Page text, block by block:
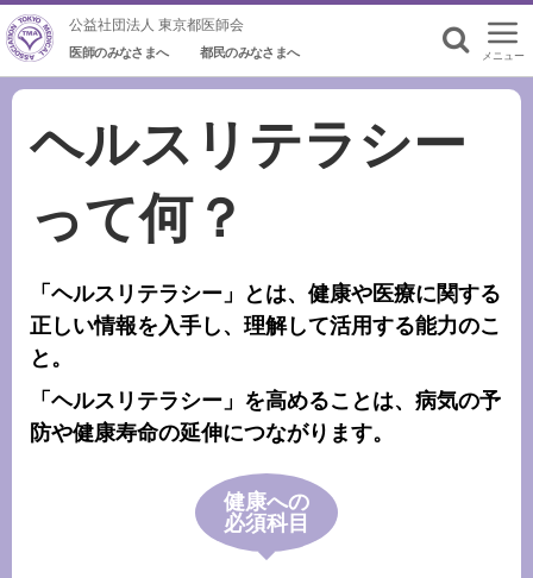
公益社団法人 東京都医師会
医師のみなさまへ 都民のみなさまへ メニュー
検索
ヘルスリテラシー
って何？
「ヘルスリテラシー」とは、 健康や医療に関する
正しい情報を入手し、 理解して活用する能力のこ
と。
「ヘルスリテラシー」を高めることは、 病気の予
防や健康寿命の延伸につながります。
健康への
必須科目